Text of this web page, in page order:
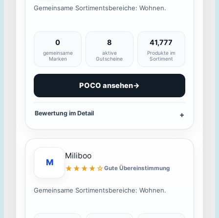
Gemeinsame Sortimentsbereiche: Wohnen.
0
gemeinsame
Marken
8
aktive
Gutscheine
41,777
Produkte im
Sortiment
POCO ansehen→
Bewertung im Detail
M
Miliboo
★★★★☆Gute Übereinstimmung
Gemeinsame Sortimentsbereiche: Wohnen.